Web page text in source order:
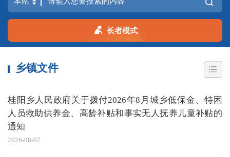
长者模式
乡镇文件
桂阳乡人民政府关于拨付2026年8月城乡低保金、特困
人员救助供养金、高龄补贴和事实无人抚养儿童补贴的
通知
2026-08-07